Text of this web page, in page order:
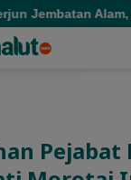
Alam, Tim SAR
Pejabat